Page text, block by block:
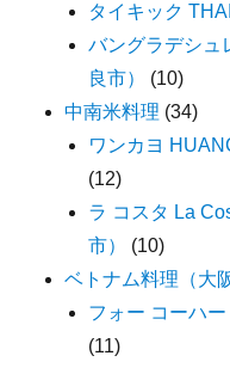
タイキック
バングラデシュ
良市）
(10)
中南米料理 (34)
ワンカヨ
(12)
ラ コスタ La
市）
(10)
ベトナム料理（大
フォー コーハー
(11)